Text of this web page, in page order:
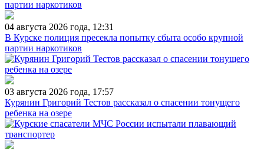
04 августа 2026 года, 12:31
В Курске полиция пресекла попытку сбыта особо крупной
партии наркотиков
03 августа 2026 года, 17:57
Курянин Григорий Тестов рассказал о спасении тонущего
ребенка на озере